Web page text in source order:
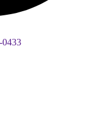
0433